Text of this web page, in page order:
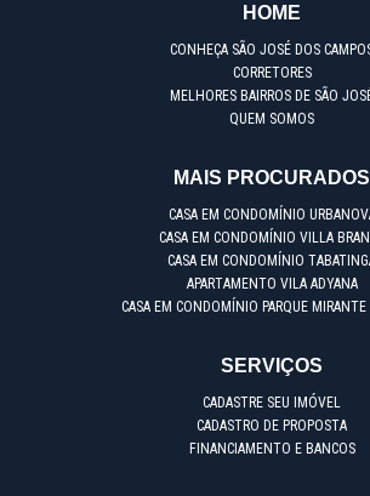
HOME
CONHEÇA SÃO JOSÉ DOS
CORRETORES
MELHORES BAIRROS DE SÃO
QUEM SOMOS
MAIS PROCURADOS
CASA EM CONDOMÍNIO
CASA EM CONDOMÍNIO VILLA
CASA EM CONDOMÍNIO
APARTAMENTO VILA ADYANA
CASA EM CONDOMÍNIO PARQUE
SERVIÇOS
CADASTRE SEU IMÓVEL
CADASTRO DE PROPOSTA
FINANCIAMENTO E BANCOS